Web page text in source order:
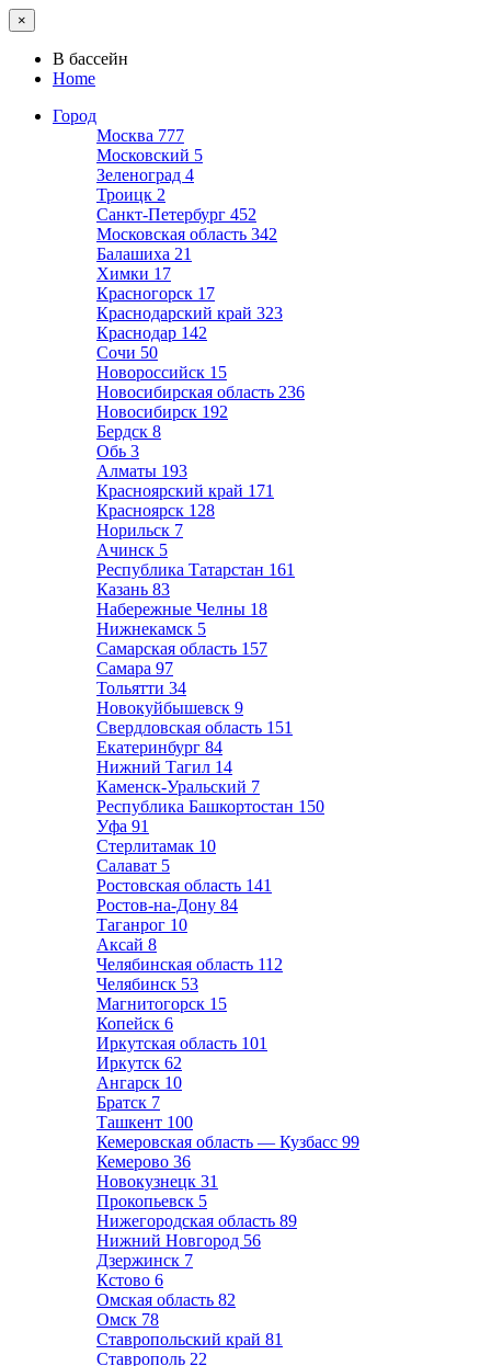
×
В бассейн
Home
Город
Москва 777
Московский 5
Зеленоград 4
Троицк 2
Санкт-Петербург 452
Московская область 342
Балашиха 21
Химки 17
Красногорск 17
Краснодарский край 323
Краснодар 142
Сочи 50
Новороссийск 15
Новосибирская область 236
Новосибирск 192
Бердск 8
Обь 3
Алматы 193
Красноярский край 171
Красноярск 128
Норильск 7
Ачинск 5
Республика Татарстан 161
Казань 83
Набережные Челны 18
Нижнекамск 5
Самарская область 157
Самара 97
Тольятти 34
Новокуйбышевск 9
Свердловская область 151
Екатеринбург 84
Нижний Тагил 14
Каменск-Уральский 7
Республика Башкортостан 150
Уфа 91
Стерлитамак 10
Салават 5
Ростовская область 141
Ростов-на-Дону 84
Таганрог 10
Аксай 8
Челябинская область 112
Челябинск 53
Магнитогорск 15
Копейск 6
Иркутская область 101
Иркутск 62
Ангарск 10
Братск 7
Ташкент 100
Кемеровская область — Кузбасс 99
Кемерово 36
Новокузнецк 31
Прокопьевск 5
Нижегородская область 89
Нижний Новгород 56
Дзержинск 7
Кстово 6
Омская область 82
Омск 78
Ставропольский край 81
Ставрополь 22